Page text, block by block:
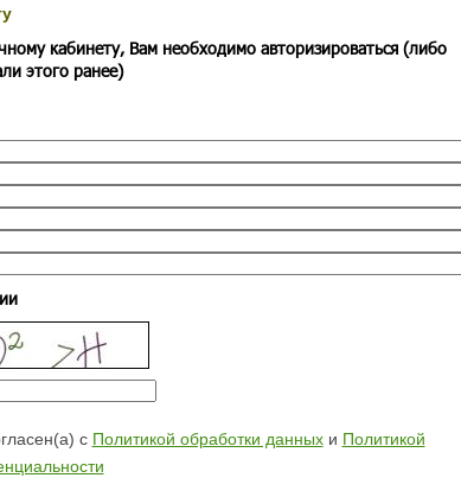
кабинету, Вам необходимо авторизироваться (либо
этого ранее)
с Политикой обработки данныхи Политикой